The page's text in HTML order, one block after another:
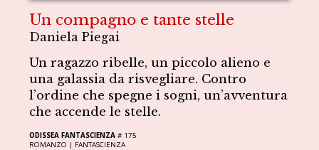
Un compagno e tante stelle
Daniela Piegai
Un ragazzo ribelle, un piccolo alieno e
una galassia da risvegliare. Contro
l’ordine che spegne i sogni, un’avventura
che accende le stelle.
ODISSEA FANTASCIENZA # 175
ROMANZO | FANTASCIENZA